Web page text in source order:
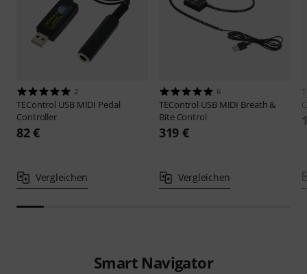
2
TEControl USB MIDI Pedal
Controller
82 €
Vergleichen
6
TEControl USB MIDI Breath &
Bite Control
319 €
Vergleichen
Smart Navigator